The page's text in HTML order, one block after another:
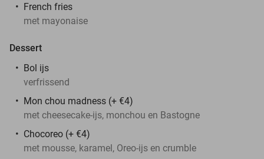
French fries
met mayonaise
Dessert
Bol ijs
verfrissend
Mon chou madness (+ €4)
met cheesecake-ijs, monchou en Bastogne
Chocoreo (+ €4)
met mousse, karamel, Oreo-ijs en crumble